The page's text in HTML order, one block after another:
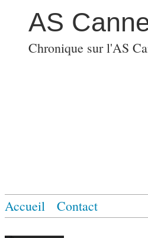
AS
Chronique sur l'AS
Accueil Contact